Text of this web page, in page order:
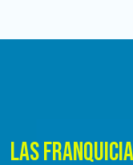
LAS